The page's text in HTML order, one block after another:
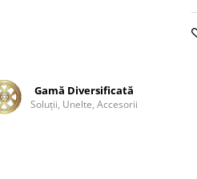
Gamă Diversificată
Soluţii, Unelte, Accesorii